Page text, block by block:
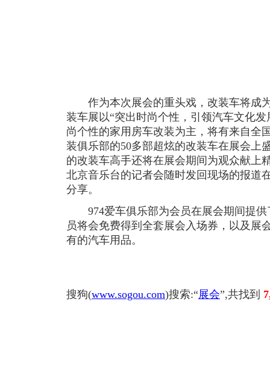
作为本次展会的重头戏，改装车将成
装车展以“突出时尚个性，引领汽车文化
尚个性的家用房车改装为主，将有来自全
装俱乐部的50多部超炫的改装车在展会上
的改装车高手还将在展会期间为观众献上
北京音乐台的记者会随时发回现场的报道
分享。
974爱车俱乐部为会员在展会期间提供
员将会免费得到全套展会入场券，以及展
有的汽车用品。
搜狗(www.sogou.com)搜索:“展会”,共找到